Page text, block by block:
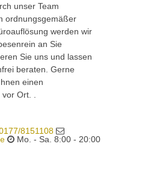
unser Team
ordnungsgemäßer
werden wir
an Sie
Sie uns und lassen
beraten. Gerne
einen
Ort. .
8151108
Mo. - Sa. 8:00 - 20:00